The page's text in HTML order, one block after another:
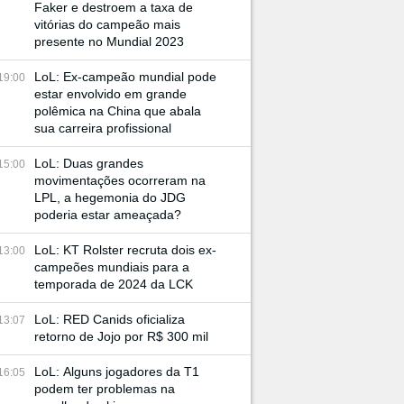
Faker e destroem a taxa de
vitórias do campeão mais
presente no Mundial 2023
LoL: Ex-campeão mundial pode
estar envolvido em grande
polêmica na China que abala
sua carreira profissional
LoL: Duas grandes
movimentações ocorreram na
LPL, a hegemonia do JDG
poderia estar ameaçada?
LoL: KT Rolster recruta dois ex-
campeões mundiais para a
temporada de 2024 da LCK
LoL: RED Canids oficializa
retorno de Jojo por R$ 300 mil
LoL: Alguns jogadores da T1
podem ter problemas na